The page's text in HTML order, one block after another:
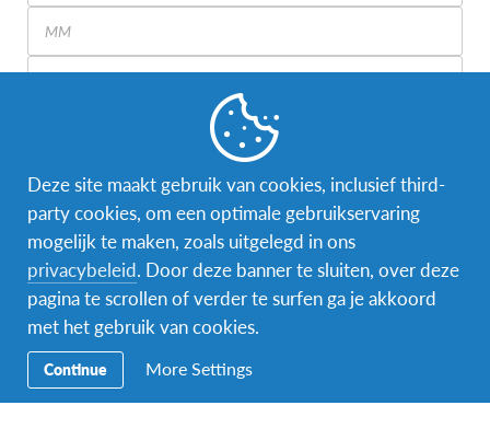
Day
Month
Wat is uw genderidentiteit? (kandidaat-deelnemer)
Naam van de voogd/ouder *
Voornaam
Deze site maakt gebruik van cookies, inclusief third-
party cookies, om een optimale gebruikservaring
mogelijk te maken, zoals uitgelegd in ons
privacybeleid. Door deze banner te sluiten, over deze
pagina te scrollen of verder te surfen ga je akkoord
met het gebruik van cookies.
Continue More Settings